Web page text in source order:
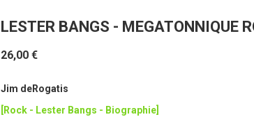
LESTER BANGS - MEGATONNIQUE
26,00 €
Jim deRogatis
[Rock - Lester Bangs - Biographie]